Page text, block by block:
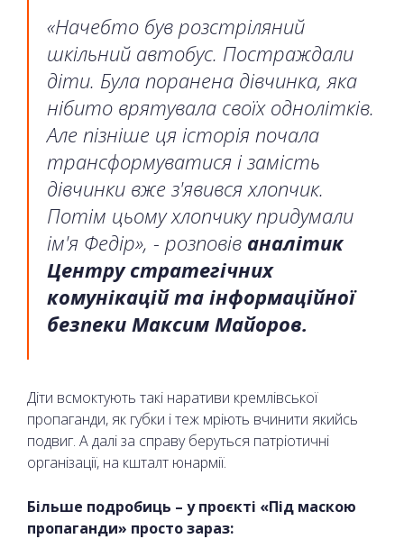
«Начебто був розстріляний
шкільний автобус. Постраждали
діти. Була поранена дівчинка, яка
нібито врятувала своїх однолітків.
Але пізніше ця історія почала
трансформуватися і замість
дівчинки вже з'явився хлопчик.
Потім цьому хлопчику придумали
ім'я Федір», - розповів аналітик
Центру стратегічних
комунікацій та інформаційної
безпеки Максим Майоров.
Діти всмоктують такі наративи кремлівської
пропаганди, як губки і теж мріють вчинити якийсь
подвиг. А далі за справу беруться патріотичні
організації, на кшталт юнармії.
Більше подробиць – у проєкті «Під маскою
пропаганди» просто зараз: